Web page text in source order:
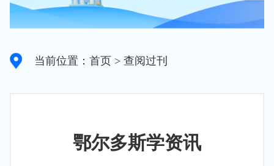
当前位置：首页 > 查阅过刊
鄂尔多斯学资讯